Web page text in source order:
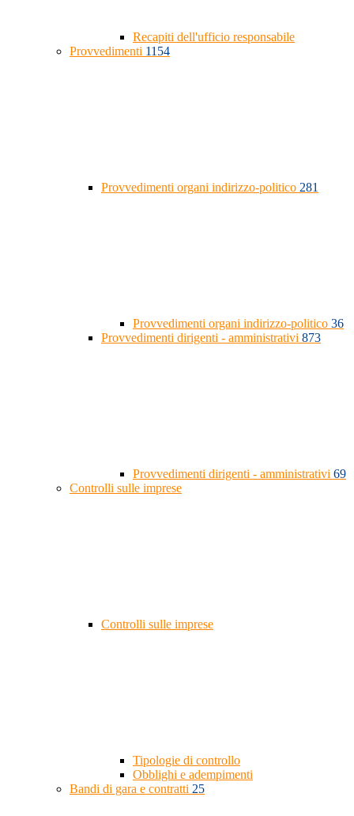
Recapiti dell'ufficio responsabile
Provvedimenti 1154
Provvedimenti organi indirizzo-politico 281
Provvedimenti organi indirizzo-politico 36
Provvedimenti dirigenti - amministrativi 873
Provvedimenti dirigenti - amministrativi 69
Controlli sulle imprese
Controlli sulle imprese
Tipologie di controllo
Obblighi e adempimenti
Bandi di gara e contratti 25